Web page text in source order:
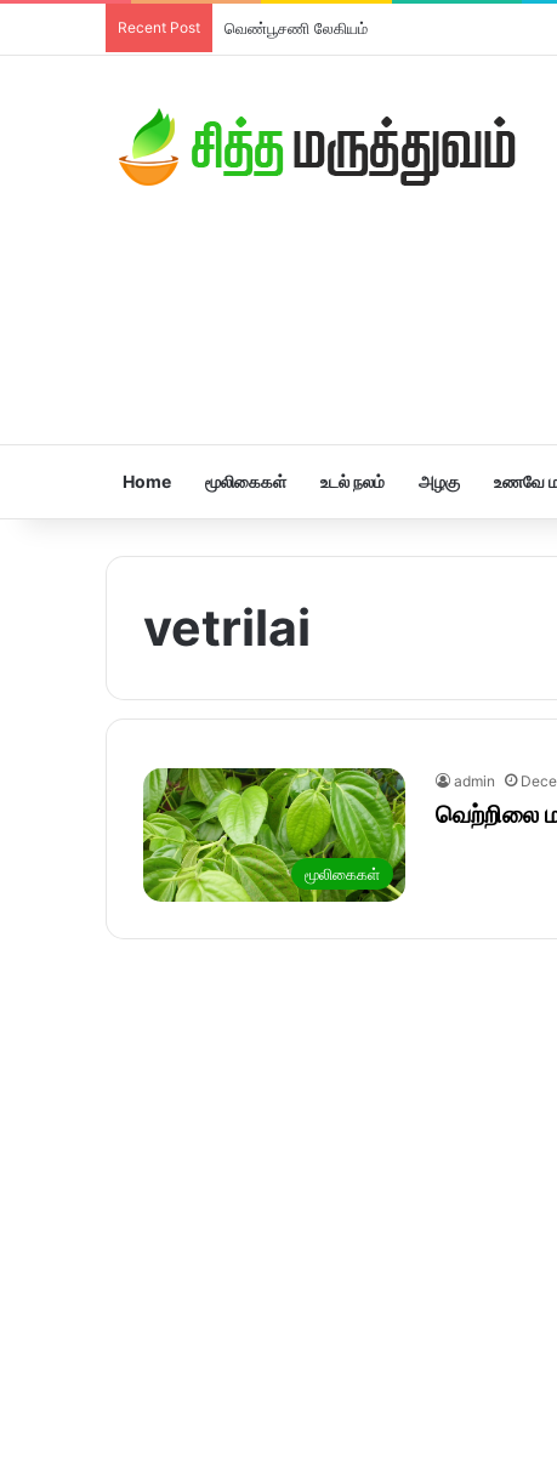
Recent Post வெண்பூசணி லேகியம்
Home மூலிகைகள் உடல் நலம் அழகு உணவே
vetrilai
மூலிகைகள்
admin
வெற்றிலை